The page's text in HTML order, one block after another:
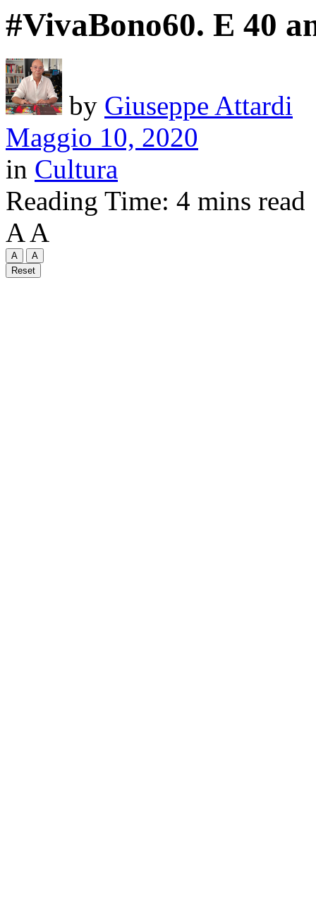
#VivaBono60. E 40
by Giuseppe Attardi
Maggio 10, 2020
in Cultura
Reading Time: 4 mins read
A A
A
A
Reset